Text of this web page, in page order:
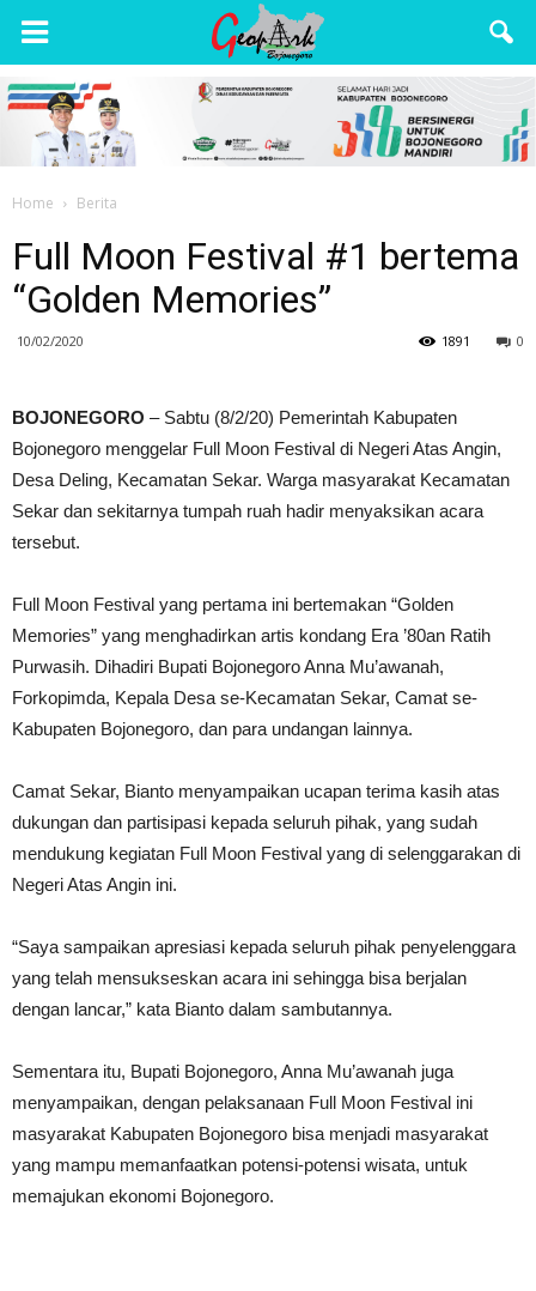
Wisata
Bojonegoro
Home Berita
Full Moon Festival #1 bertema
“Golden Memories”
10/02/2020 0
1891
BOJONEGORO – Sabtu (8/2/20) Pemerintah Kabupaten
Bojonegoro menggelar Full Moon Festival di Negeri Atas Angin,
Desa Deling, Kecamatan Sekar. Warga masyarakat Kecamatan
Sekar dan sekitarnya tumpah ruah hadir menyaksikan acara
tersebut.
Full Moon Festival yang pertama ini bertemakan “Golden
Memories” yang menghadirkan artis kondang Era ’80an Ratih
Purwasih. Dihadiri Bupati Bojonegoro Anna Mu’awanah,
Forkopimda, Kepala Desa se-Kecamatan Sekar, Camat se-
Kabupaten Bojonegoro, dan para undangan lainnya.
Camat Sekar, Bianto menyampaikan ucapan terima kasih atas
dukungan dan partisipasi kepada seluruh pihak, yang sudah
mendukung kegiatan Full Moon Festival yang di selenggarakan di
Negeri Atas Angin ini.
“Saya sampaikan apresiasi kepada seluruh pihak penyelenggara
yang telah mensukseskan acara ini sehingga bisa berjalan
dengan lancar,” kata Bianto dalam sambutannya.
Sementara itu, Bupati Bojonegoro, Anna Mu’awanah juga
menyampaikan, dengan pelaksanaan Full Moon Festival ini
masyarakat Kabupaten Bojonegoro bisa menjadi masyarakat
yang mampu memanfaatkan potensi-potensi wisata, untuk
memajukan ekonomi Bojonegoro.